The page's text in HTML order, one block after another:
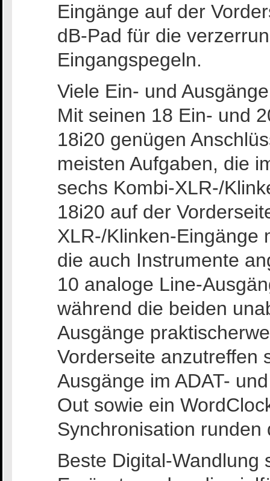
Eingänge auf der
dB-Pad für die
Eingangspegeln.
Viele Ein- und Ausgänge
Mit seinen 18 Ein- und
18i20 genügen
meisten Aufgaben, die
sechs Kombi-XLR-/
18i20 auf der
XLR-/Klinken-Eingänge
die auch Instrumente
10 analoge Line-
während die beiden
Ausgänge
Vorderseite anzutreffen
Ausgänge im ADAT-
Out sowie ein
Synchronisation runden
Beste Digital-Wandlung